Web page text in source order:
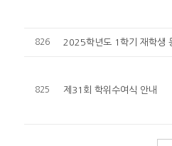
826 2025학년도 1학기 재학생
825 제31회 학위수여식 안내